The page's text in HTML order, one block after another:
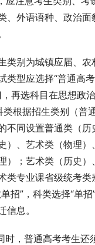
、外语语种、政治
类别为城镇应届、农
类型应选择“普通高
再选科目在思想政
根据招生类别（普
不同设置普通类（历
）、艺术类（物理）
）；艺术类（历史）
类专业课省级统考
招”，科类选择“单
信息。
时，普通高考考生还